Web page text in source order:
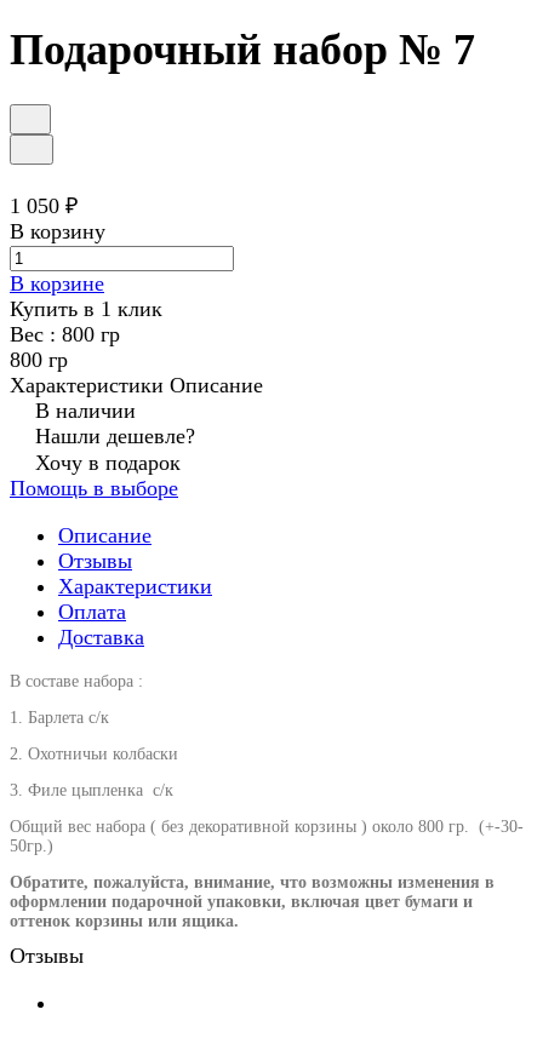
Подарочный набор № 7
1 050 ₽
В корзину
В корзине
Купить в 1 клик
Вес : 800 гр
800 гр
Характеристики Описание
В наличии
Нашли дешевле?
Хочу в подарок
Помощь в выборе
Описание
Отзывы
Характеристики
Оплата
Доставка
В составе набора :
1. Барлета с/к
2. Охотничьи колбаски
3. Филе цыпленка с/к
Общий вес набора ( без декоративной корзины ) около 800 гр. (+-30-
50гр.)
Обратите, пожалуйста, внимание, что возможны изменения в
оформлении подарочной упаковки, включая цвет бумаги и
оттенок корзины или ящика.
Отзывы